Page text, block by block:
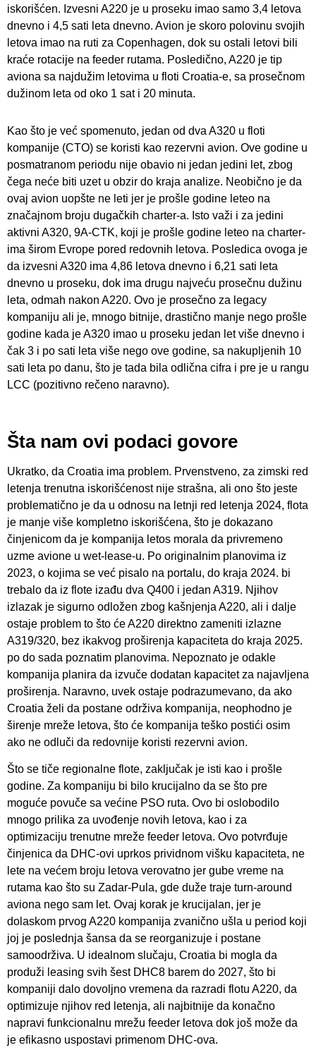
iskorišćen. Izvesni A220 je u proseku imao samo 3,4 letova
dnevno i 4,5 sati leta dnevno. Avion je skoro polovinu svojih
letova imao na ruti za Copenhagen, dok su ostali letovi bili
kraće rotacije na feeder rutama. Posledično, A220 je tip
aviona sa najdužim letovima u floti Croatia-e, sa prosečnom
dužinom leta od oko 1 sat i 20 minuta.
Kao što je već spomenuto, jedan od dva A320 u floti
kompanije (CTO) se koristi kao rezervni avion. Ove godine u
posmatranom periodu nije obavio ni jedan jedini let, zbog
čega neće biti uzet u obzir do kraja analize. Neobično je da
ovaj avion uopšte ne leti jer je prošle godine leteo na
značajnom broju dugačkih charter-a. Isto važi i za jedini
aktivni A320, 9A-CTK, koji je prošle godine leteo na charter-
ima širom Evrope pored redovnih letova. Posledica ovoga je
da izvesni A320 ima 4,86 letova dnevno i 6,21 sati leta
dnevno u proseku, dok ima drugu najveću prosečnu dužinu
leta, odmah nakon A220. Ovo je prosečno za legacy
kompaniju ali je, mnogo bitnije, drastično manje nego prošle
godine kada je A320 imao u proseku jedan let više dnevno i
čak 3 i po sati leta više nego ove godine, sa nakupljenih 10
sati leta po danu, što je tada bila odlična cifra i pre je u rangu
LCC (pozitivno rečeno naravno).
Šta nam ovi podaci govore
Ukratko, da Croatia ima problem. Prvenstveno, za zimski red
letenja trenutna iskorišćenost nije strašna, ali ono što jeste
problematično je da u odnosu na letnji red letenja 2024, flota
je manje više kompletno iskorišćena, što je dokazano
činjenicom da je kompanija letos morala da privremeno
uzme avione u wet-lease-u. Po originalnim planovima iz
2023, o kojima se već pisalo na portalu, do kraja 2024. bi
trebalo da iz flote izađu dva Q400 i jedan A319. Njihov
izlazak je sigurno odložen zbog kašnjenja A220, ali i dalje
ostaje problem to što će A220 direktno zameniti izlazne
A319/320, bez ikakvog proširenja kapaciteta do kraja 2025.
po do sada poznatim planovima. Nepoznato je odakle
kompanija planira da izvuče dodatan kapacitet za najavljena
proširenja. Naravno, uvek ostaje podrazumevano, da ako
Croatia želi da postane održiva kompanija, neophodno je
širenje mreže letova, što će kompanija teško postići osim
ako ne odluči da redovnije koristi rezervni avion.
Što se tiče regionalne flote, zaključak je isti kao i prošle
godine. Za kompaniju bi bilo krucijalno da se što pre
moguće povuče sa većine PSO ruta. Ovo bi oslobodilo
mnogo prilika za uvođenje novih letova, kao i za
optimizaciju trenutne mreže feeder letova. Ovo potvrđuje
činjenica da DHC-ovi uprkos prividnom višku kapaciteta, ne
lete na većem broju letova verovatno jer gube vreme na
rutama kao što su Zadar-Pula, gde duže traje turn-around
aviona nego sam let. Ovaj korak je krucijalan, jer je
dolaskom prvog A220 kompanija zvanično ušla u period koji
joj je poslednja šansa da se reorganizuje i postane
samoodrživa. U idealnom slučaju, Croatia bi mogla da
produži leasing svih šest DHC8 barem do 2027, što bi
kompaniji dalo dovoljno vremena da razradi flotu A220, da
optimizuje njihov red letenja, ali najbitnije da konačno
napravi funkcionalnu mrežu feeder letova dok još može da
je efikasno uspostavi primenom DHC-ova.